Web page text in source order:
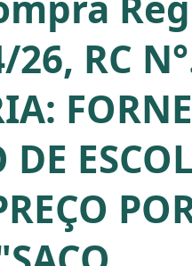
26, RC
DE